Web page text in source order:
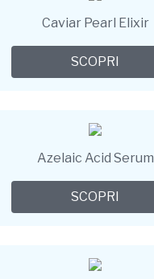
Caviar Pearl Elixir
SCOPRI
Azelaic Acid Serum
SCOPRI